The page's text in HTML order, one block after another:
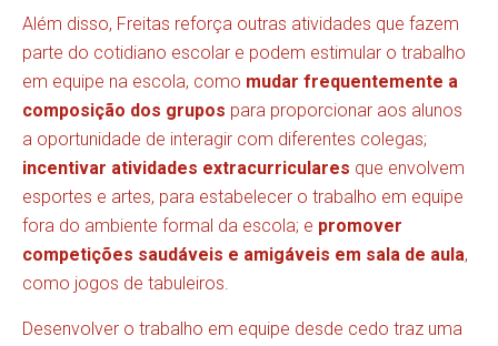
Além disso, Freitas reforça outras atividades que fazem
parte do cotidiano escolar e podem estimular o trabalho
em equipe na escola, como mudar frequentemente a
composição dos grupos para proporcionar aos alunos
a oportunidade de interagir com diferentes colegas;
incentivar atividades extracurriculares que envolvem
esportes e artes, para estabelecer o trabalho em equipe
fora do ambiente formal da escola; e promover
competições saudáveis e amigáveis em sala de aula,
como jogos de tabuleiros.
Desenvolver o trabalho em equipe desde cedo traz uma